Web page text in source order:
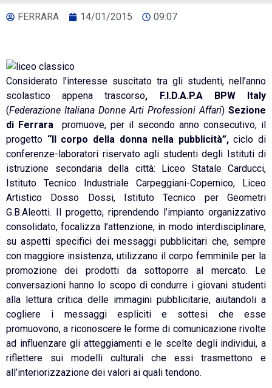
FERRARA 14/01/2015 09:07
Considerato l’interesse suscitato tra gli studenti, nell’anno
scolastico appena trascorso, F.I.D.A.P.A
BPW Italy
(Federazione Italiana Donne Arti Professioni Affari) Sezione
di Ferrara promuove, per il secondo anno consecutivo, il
progetto “Il corpo della donna nella pubblicità”,ciclo di
conferenze-laboratori riservato agli studenti degli Istituti di
istruzione secondaria della città: Liceo Statale Carducci,
Istituto Tecnico Industriale Carpeggiani-Copernico, Liceo
Artistico Dosso Dossi, Istituto Tecnico per Geometri
G.B.Aleotti. Il progetto, riprendendo l’impianto organizzativo
consolidato, focalizza l’attenzione, in modo interdisciplinare,
su aspetti specifici dei messaggi pubblicitari che, sempre
con maggiore insistenza, utilizzano il corpo femminile per la
promozione dei prodotti da sottoporre al mercato. Le
conversazioni hanno lo scopo di condurre i giovani studenti
alla lettura critica delle immagini pubblicitarie, aiutandoli a
cogliere i messaggi espliciti e sottesi che esse
promuovono, a riconoscere le forme di comunicazione rivolte
ad influenzare gli atteggiamenti e le scelte degli individui, a
riflettere sui modelli culturali che essi trasmettono e
all’interiorizzazione dei valori ai quali tendono.